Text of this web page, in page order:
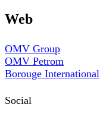
Web
OMV Group
OMV Petrom
Borouge International
Social